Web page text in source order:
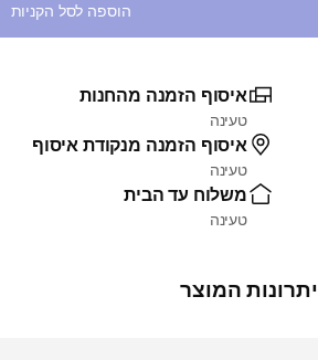
הוספה לסל הקניות
איסוף הזמנה מהחנות
טעינה
איסוף הזמנה מנקודת איסוף
טעינה
משלוח עד הבית
טעינה
יתרונות המוצר